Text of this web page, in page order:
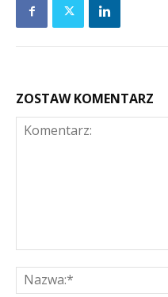
ZOSTAW KOMENTARZ